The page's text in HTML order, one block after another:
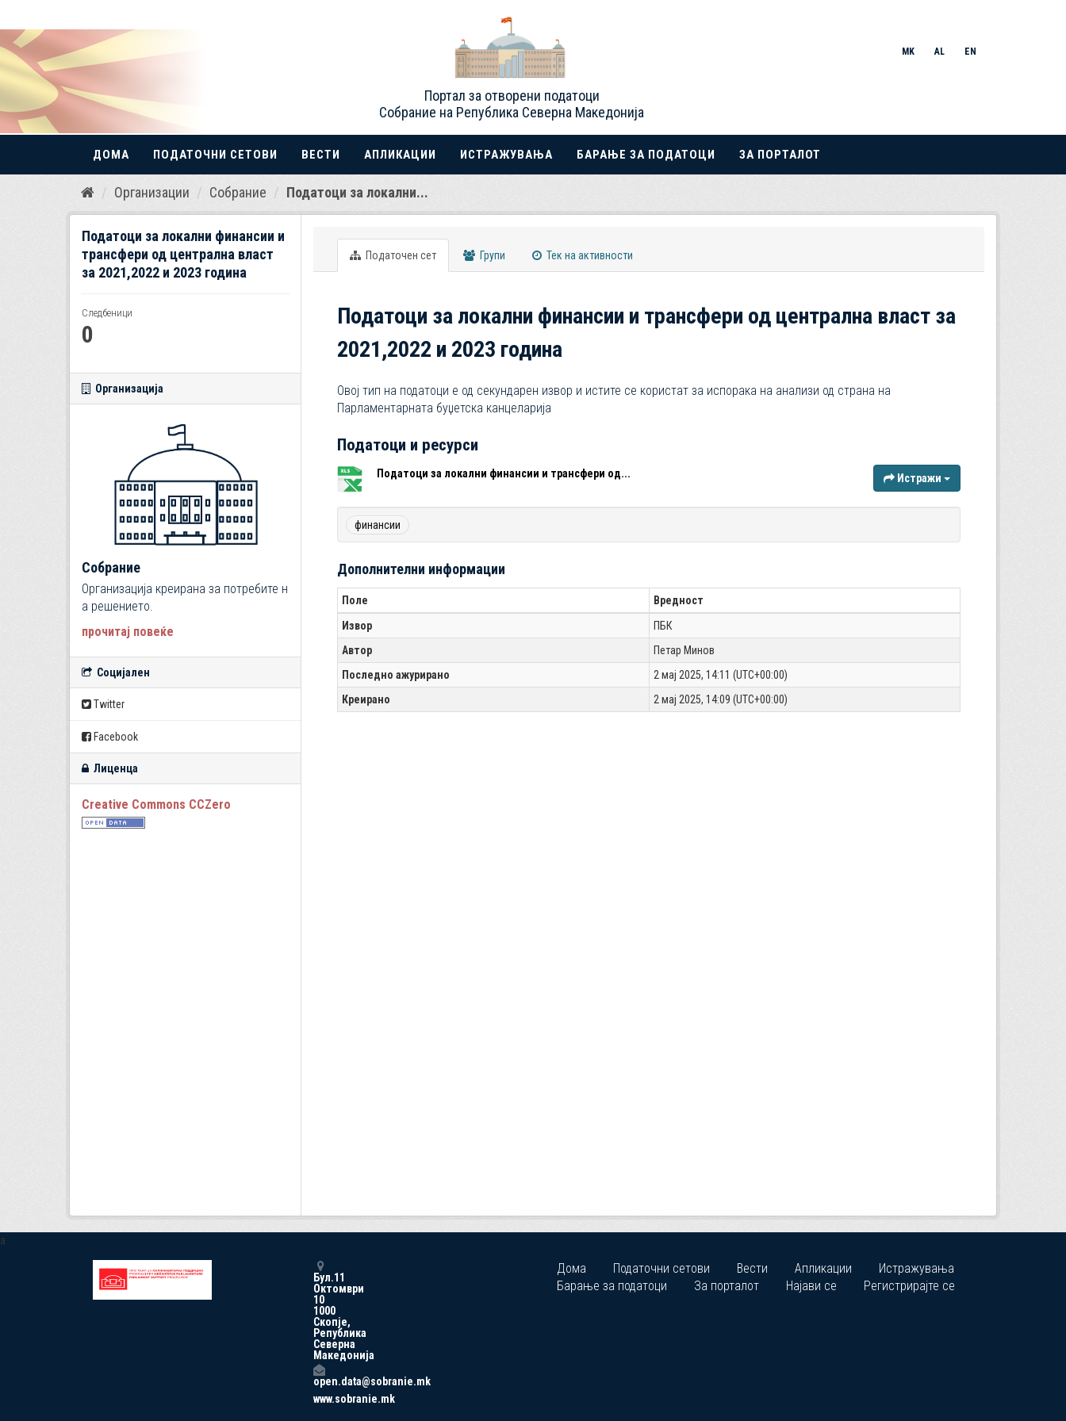
Прескокнете
Портал за отворени податоци
Собрание на Република Северна Македонија
MK AL EN
ДОМА ПОДАТОЧНИ СЕТОВИ ВЕСТИ АПЛИКАЦИИ ИСТРАЖУВАЊА БАРАЊЕ ЗА ПОДАТОЦИ ЗА ПОРТАЛОТ
Организации Собрание Податоци за локални...
Податоци за локални финансии и
трансфери од централна власт
за 2021,2022 и 2023 година
Следбеници
0
Организација
Собрание
Организација креирана за потребите н
а решението.
прочитај повеќе
Социјален
Twitter
Facebook
Лиценца
Creative Commons CCZero
Податочен сет Групи Тек на активности
Податоци за локални финансии и трансфери од централна власт за
2021,2022 и 2023 година
Овој тип на податоци е од секундарен извор и истите се користат за испорака на анализи од страна на
Парламентарната буџетска канцеларија
Податоци и ресурси
Податоци за локални финансии и трансфери од... Истражи
финансии
Дополнителни информации
Поле
Вредност
Извор
ПБК
Автор
Петар Минов
Последно ажурирано
2 мај 2025, 14:11 (UTC+00:00)
Креирано
2 мај 2025, 14:09 (UTC+00:00)
a
Бул.11
Октомври
10
1000
Скопје,
Република
Северна
Македонија
open.data@sobranie.mk
www.sobranie.mk
Дома Податочни сетови Вести Апликации
Истражувања
Барање за податоци
За порталот Најави се Регистрирајте се